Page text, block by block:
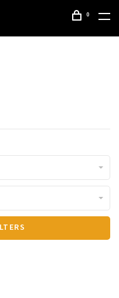
0